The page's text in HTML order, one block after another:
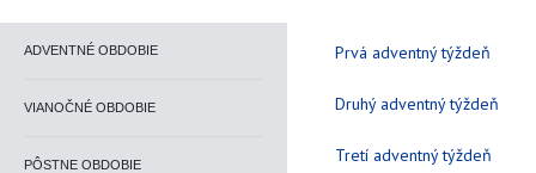
ADVENTNÉ OBDOBIE
VIANOČNÉ OBDOBIE
PÔSTNE OBDOBIE
Prvá adventný týždeň
Druhý adventný týždeň
Tretí adventný týždeň